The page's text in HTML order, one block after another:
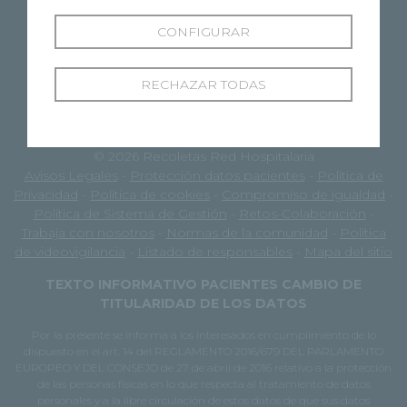
© 2026 Recoletas Red Hospitalaria
Avisos Legales
Protección datos pacientes
Política de
Privacidad
Política de cookies Compromiso de igualdad
Política de Sistema de Gestión
Retos-Colaboración
Trabaja con nosotros
Normas de la comunidad
Política
de videovigilancia
Listado de responsables
Mapa del sitio
TEXTO INFORMATIVO PACIENTES CAMBIO DE
TITULARIDAD DE LOS DATOS
Por la presente se informa a los interesados en cumplimiento de lo
dispuesto en el art. 14 del REGLAMENTO 2016/679 DEL PARLAMENTO
EUROPEO Y DEL CONSEJO de 27 de abril de 2016 relativo a la protección
de las personas físicas en lo que respecta al tratamiento de datos
personales y a la libre circulación de estos datos de que sus datos
RECHAZAR TODAS
CONFIGURAR